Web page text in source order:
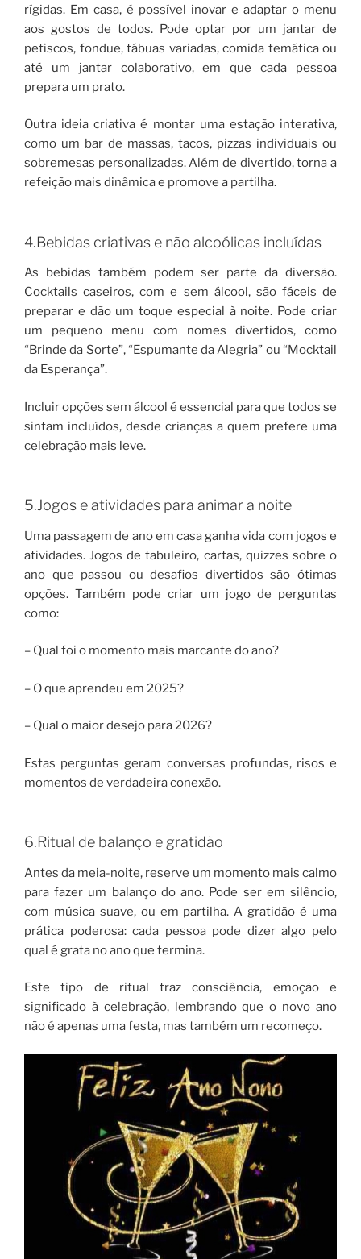
rígidas. Em casa, é possível inovar e adaptar o menu
aos gostos de todos. Pode optar por um jantar de
petiscos, fondue, tábuas variadas, comida temática ou
até um jantar colaborativo, em que cada pessoa
prepara um prato.
Outra ideia criativa é montar uma estação interativa,
como um bar de massas, tacos, pizzas individuais ou
sobremesas personalizadas. Além de divertido, torna a
refeição mais dinâmica e promove a partilha.
4.Bebidas criativas e não alcoólicas incluídas
As bebidas também podem ser parte da diversão.
Cocktails caseiros, com e sem álcool, são fáceis de
preparar e dão um toque especial à noite. Pode criar
um pequeno menu com nomes divertidos, como
“Brinde da Sorte”, “Espumante da Alegria” ou “Mocktail
da Esperança”.
Incluir opções sem álcool é essencial para que todos se
sintam incluídos, desde crianças a quem prefere uma
celebração mais leve.
5.Jogos e atividades para animar a noite
Uma passagem de ano em casa ganha vida com jogos e
atividades. Jogos de tabuleiro, cartas, quizzes sobre o
ano que passou ou desafios divertidos são ótimas
opções. Também pode criar um jogo de perguntas
como:
– Qual foi o momento mais marcante do ano?
– O que aprendeu em 2025?
– Qual o maior desejo para 2026?
Estas perguntas geram conversas profundas, risos e
momentos de verdadeira conexão.
6.Ritual de balanço e gratidão
Antes da meia-noite, reserve um momento mais calmo
para fazer um balanço do ano. Pode ser em silêncio,
com música suave, ou em partilha. A gratidão é uma
prática poderosa: cada pessoa pode dizer algo pelo
qual é grata no ano que termina.
Este tipo de ritual traz consciência, emoção e
significado à celebração, lembrando que o novo ano
não é apenas uma festa, mas também um recomeço.